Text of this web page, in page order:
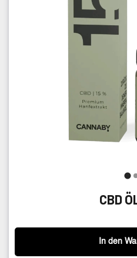
CBD
In den